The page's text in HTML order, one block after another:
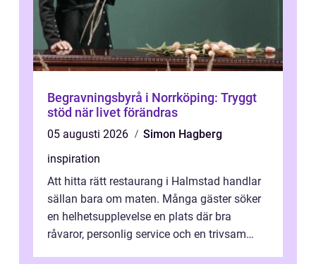
Begravningsbyrå i Norrköping: Tryggt
stöd när livet förändras
05 augusti 2026
Simon Hagberg
inspiration
Att hitta rätt restaurang i Halmstad handlar
sällan bara om maten. Många gäster söker
en helhetsupplevelse en plats där bra
råvaror, personlig service och en trivsam